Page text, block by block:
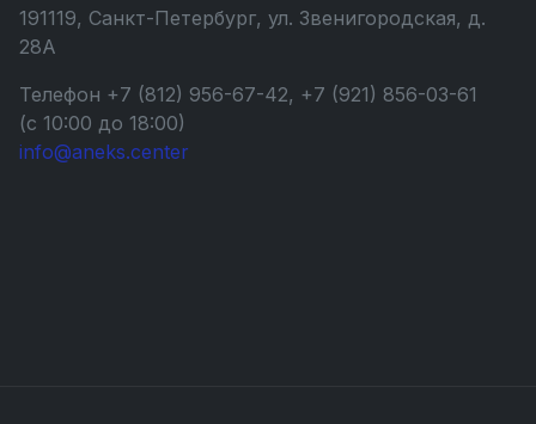
191119, Санкт-Петербург, ул. Звенигородская, д.
28А
Телефон +7 (812) 956-67-42, +7 (921) 856-03-61
(с 10:00 до 18:00)
info@aneks.center